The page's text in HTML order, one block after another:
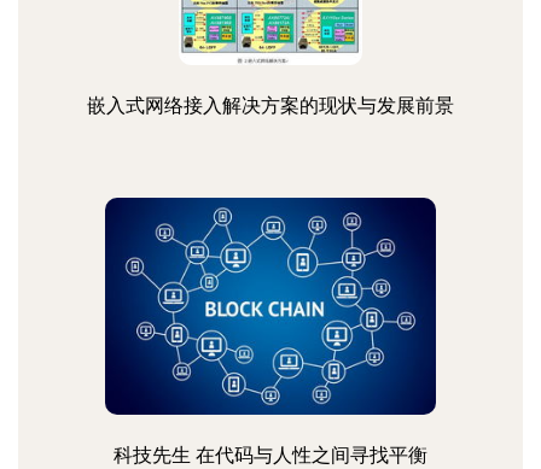
嵌入式网络接入解决方案的现状与发展前景
科技先生 在代码与人性之间寻找平衡